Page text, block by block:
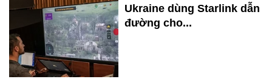
Ukraine dùng Starlink dẫn
đường cho...